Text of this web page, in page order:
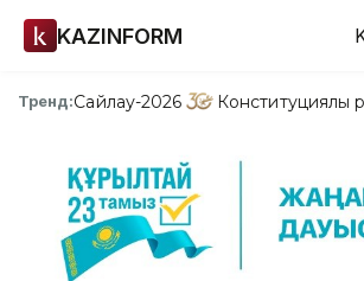
KAZINFORM
Тренд:Сайлау-2026 Конституциялық